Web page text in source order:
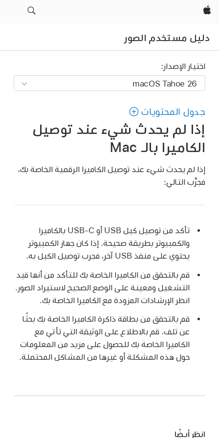
Apple‏
دليل مستخدم الصور
اختيار الإصدار:
جدول المحتويات
إذا لم يحدث شيء عند توصيل
الكاميرا بالـ Mac
إذا لم يحدث شيء عند توصيل الكاميرا الرقمية الخاصة بك،
فجرِّب التالي:
تأكد من توصيل كبل USB أو USB-C بالكاميرا
والكمبيوتر بطريقة صحيحة. إذا كان جهاز الكمبيوتر
يحتوي على منفذ USB آخر، فجرب توصيل الكبل به.
قم بالتحقق من الكاميرا الخاصة بك للتأكد من أنها قيد
التشغيل ومعينة على الوضع الصحيح لاستيراد الصور.
انظر الإرشادات المزودة مع الكاميرا الخاصة بك.
قم بالتحقق من بطاقة ذاكرة الكاميرا الخاصة بك بحثًا
عن تلف. قم بالاطلاع على الوثيقة التي تأتي مع
الكاميرا الخاصة بك للحصول على مزيد من المعلومات
حول هذه المشكلة أو غيرها من المشاكل المحتملة.
انظر أيضًا